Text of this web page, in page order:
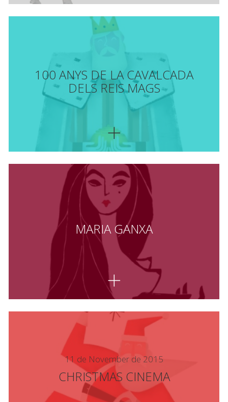
100 ANYS DE LA CAVALCADA
DELS REIS MAGS
MARIA GANXA
11 de November de 2015
CHRISTMAS CINEMA